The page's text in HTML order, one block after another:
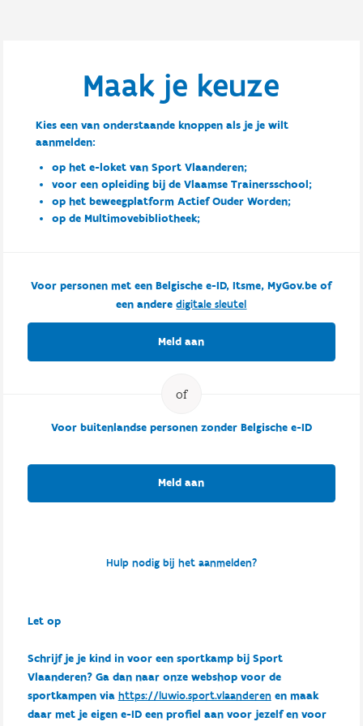
Maak je keuze
Kies een van onderstaande knoppen als je je wilt
aanmelden:
op het e-loket van Sport Vlaanderen;
voor een opleiding bij de Vlaamse Trainersschool;
op het beweegplatform Actief Ouder Worden;
op de Multimovebibliotheek;
Voor personen met een Belgische e-ID, Itsme, MyGov.be of
een anderedigitale sleutel
Meld aan
Voor buitenlandse personen zonder Belgische e-ID
Meld aan
Hulp nodig bij het aanmelden?
Let op
Schrijf je je kind in voor een sportkamp bij Sport
Vlaanderen? Ga dan naar onze webshop voor de
sportkampen via https://luwio.sport.vlaanderenen maak
daar met je eigen e-ID een profiel aan voor jezelf en voor